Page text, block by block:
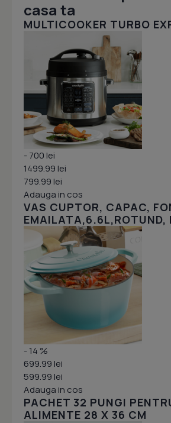
casa ta
MULTICOOKER TURBO
- 700 lei
1499.99 lei
799.99 lei
Adauga in cos
VAS CUPTOR, CAPAC,
EMAILATA,6.6L,ROTUND,
- 14 %
699.99 lei
599.99 lei
Adauga in cos
PACHET 32 PUNGI
ALIMENTE 28 X 36 CM